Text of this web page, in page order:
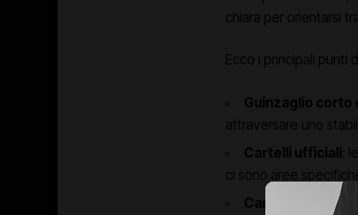
chiara per orientarsi
Ecco i principali punti
Guinzaglio corto
attraversare uno
Cartelli ufficiali :
ci sono aree
Cartelli senza